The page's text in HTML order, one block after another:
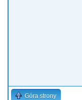
Góra strony